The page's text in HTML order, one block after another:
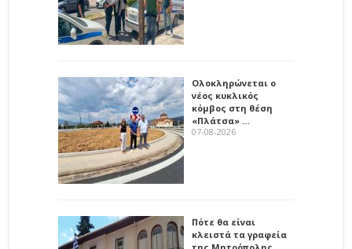
Ολοκληρώνεται ο
νέος κυκλικός
κόμβος στη θέση
«Πλάτσα» …
07-08-2026
Πότε θα είναι
κλειστά τα γραφεία